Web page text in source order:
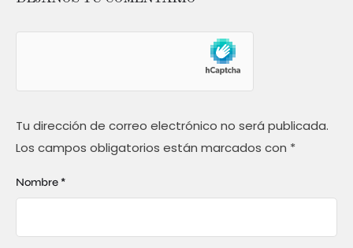
Tu dirección de correo electrónico no será publicada.
Los campos obligatorios están marcados con *
Nombre *